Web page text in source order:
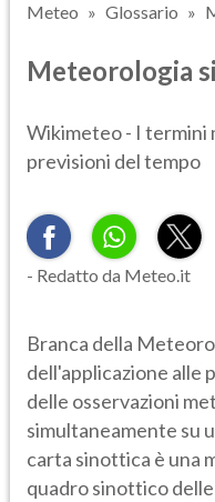
Meteo Glossario
Meteorologia
Wikimeteo - I termini
previsioni del tempo
- Redatto da Meteo.it
Branca della
dell'applicazione alle
delle osservazioni
simultaneamente su
carta sinottica è una
quadro sinottico